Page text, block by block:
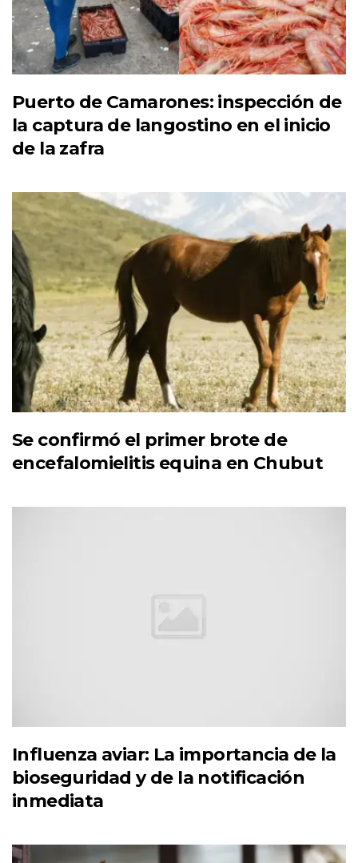
Puerto de Camarones: inspección de
la captura de langostino en el inicio
de la zafra
Se confirmó el primer brote de
encefalomielitis equina en Chubut
Influenza aviar: La importancia de la
bioseguridad y de la notificación
inmediata